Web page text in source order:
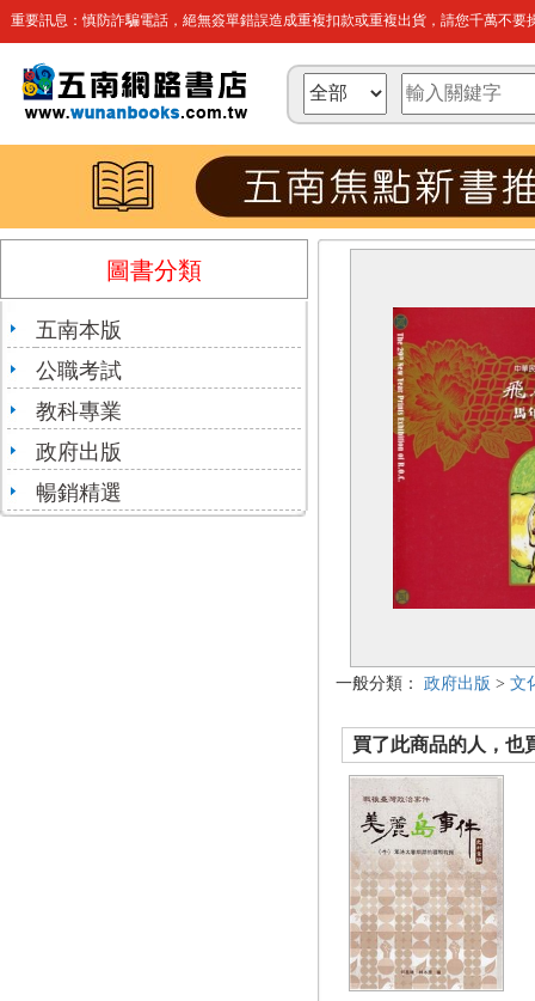
重要訊息：慎防詐騙電話，絕無簽單錯誤造成重複扣款或重複出貨，請您千萬不要
圖書分類
五南本版
公職考試
教科專業
政府出版
暢銷精選
一般分類： 政府出版 > 文
買了此商品的人，也